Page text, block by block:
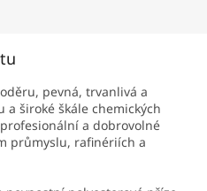
pevná, trvanlivá a
široké škále chemických
a dobrovolné
průmyslu, rafinériích a